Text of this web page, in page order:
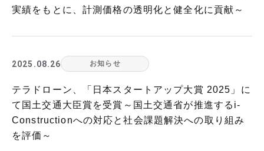
実績をもとに、計測価格の透明化と健全化に貢献～
2025.08.26 お知らせ
テラドローン、「日本スタートアップ大賞 2025」に
て国土交通大臣賞を受賞～国土交通省が推進するi-
Constructionへの対応と社会課題解決への取り組み
を評価～